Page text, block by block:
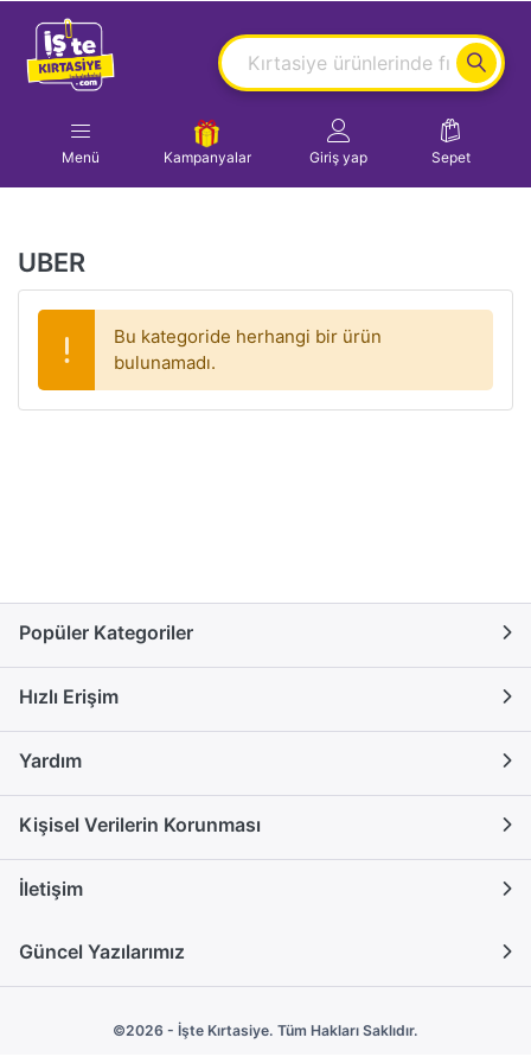
Menü Kampanyalar Giriş yap Sepet
UBER
Bu kategoride herhangi bir ürün
bulunamadı.
Popüler Kategoriler
Hızlı Erişim
Yardım
Kişisel Verilerin Korunması
İletişim
Güncel Yazılarımız
©2026 - İşte Kırtasiye. Tüm Hakları Saklıdır.